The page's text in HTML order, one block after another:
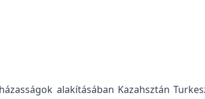
alakításában Kazahsztán